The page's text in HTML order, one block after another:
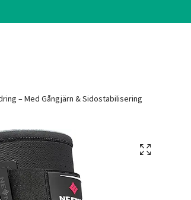
– Med Gångjärn & Sidostabilisering